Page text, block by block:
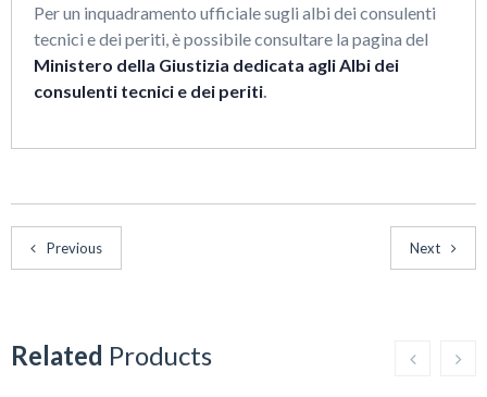
Per un inquadramento ufficiale sugli albi dei consulenti
tecnici e dei periti, è possibile consultare la pagina del
Ministero della Giustizia dedicata agli Albi dei
consulenti tecnici e dei periti
Previous Next
Related Products